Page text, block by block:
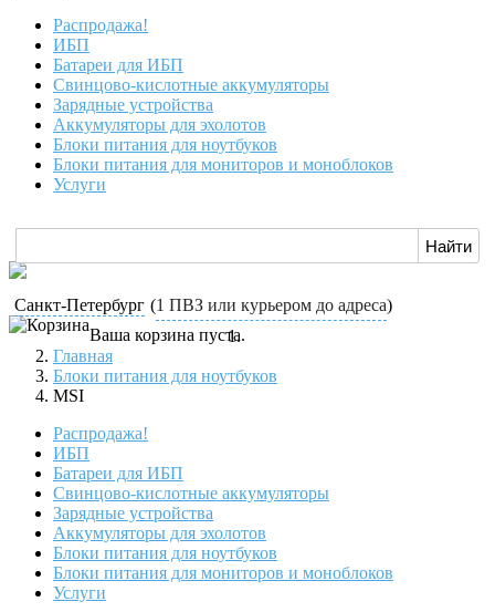
Распродажа!
ИБП
Батареи для ИБП
Свинцово-кислотные аккумуляторы
Зарядные устройства
Аккумуляторы для эхолотов
Блоки питания для ноутбуков
Блоки питания для мониторов и моноблоков
Услуги
Санкт-Петербург (1 ПВЗ или курьером до адреса)
Ваша корзина пуста.
Главная
Блоки питания для ноутбуков
MSI
Распродажа!
ИБП
Батареи для ИБП
Свинцово-кислотные аккумуляторы
Зарядные устройства
Аккумуляторы для эхолотов
Блоки питания для ноутбуков
Блоки питания для мониторов и моноблоков
Услуги